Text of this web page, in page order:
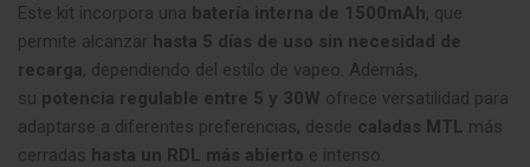
Este kit incorpora una batería interna de 1500mAh, que
permite alcanzar hasta 5 días de uso sin necesidad de
recarga, dependiendo del estilo de vapeo. Además,
su potencia regulable entre 5 y 30W ofrece versatilidad para
adaptarse a diferentes preferencias, desde caladas MTL más
cerradas hasta un RDL más abierto e intenso.